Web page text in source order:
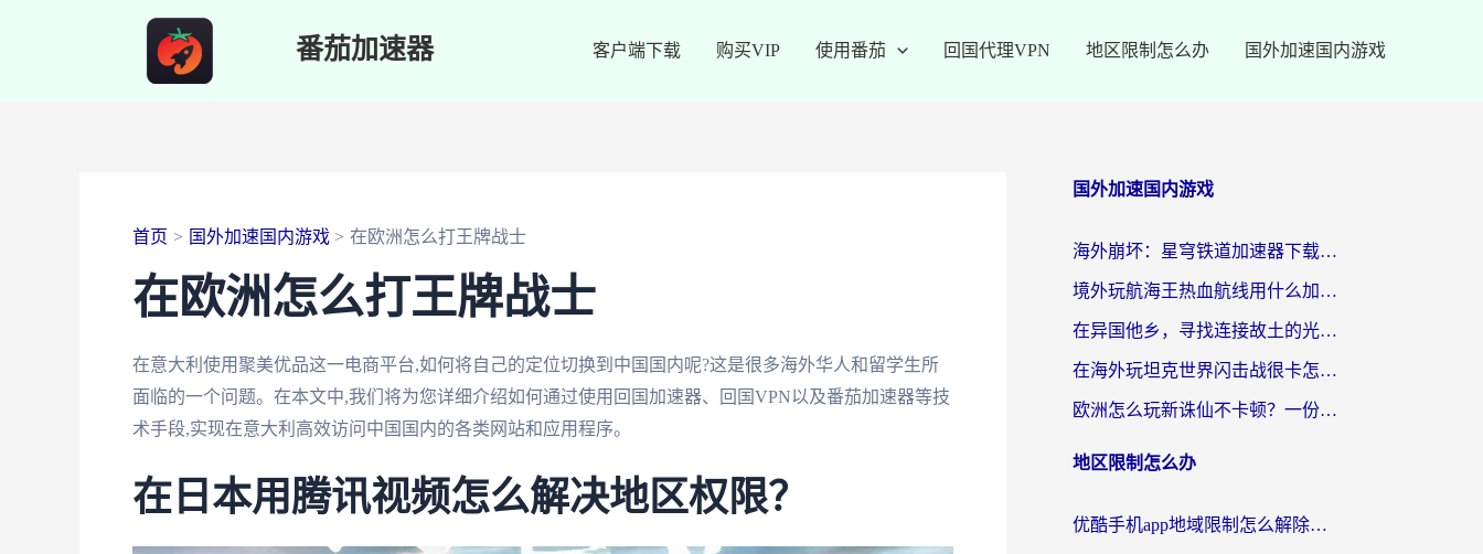
番茄加速器 客户端下载 购买VIP 使用番茄 回国代理VPN 地区限制怎么办 国外加速国内游戏
首页 国外加速国内游戏 在欧洲怎么打王牌战士
在欧洲怎么打王牌战士
在意大利使用聚美优品这一电商平台,如何将自己的定位切换到中国国内呢?这是很多海外华人和留学生所
面临的一个问题。在本文中,我们将为您详细介绍如何通过使用回国加速器、回国VPN以及番茄加速器等技
术手段,实现在意大利高效访问中国国内的各类网站和应用程序。
在日本用腾讯视频怎么解决地区权限？
国外加速国内游戏
海外崩坏：星穹铁道加速器下载安装：一份给游子的终极网络指南
境外玩航海王热血航线用什么加速器？2026海外玩家实测最优方案（附欧洲问道堡垒前线加速技巧）
在异国他乡，寻找连接故土的光明大陆免费加速器
在海外玩坦克世界闪击战很卡怎么办？老玩家亲测有效的加速器选择指南
欧洲怎么玩新诛仙不卡顿？一份给海外游子的国服游戏畅玩指南
地区限制怎么办
优酷手机app地域限制怎么解除？海外党亲测有效的追剧方案